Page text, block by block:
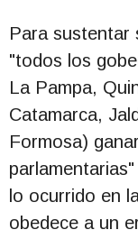
Para sustentar
"todos los
La Pampa,
Catamarca,
Formosa)
lo ocurrido en
obedece a un